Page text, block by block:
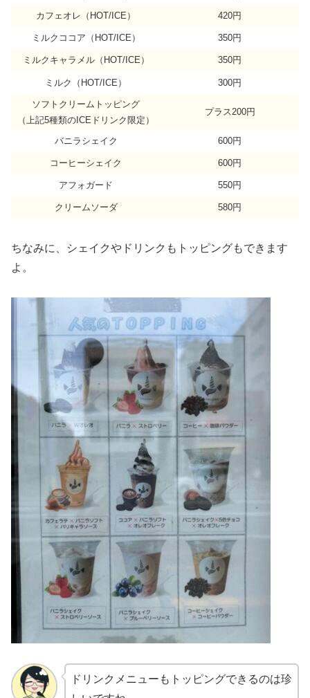
カフェオレ（HOT/ICE） 420円
ミルクココア（HOT/ICE） 350円
ミルクキャラメル（HOT/ICE） 350円
ミルク（HOT/ICE） 300円
ソフトクリームトッピング
（上記5種類のICEドリンク限定）
プラス200円
バニラシェイク 600円
コーヒーシェイク 600円
アフォガード 550円
クリームソーダ 580円
ちなみに、シェイクやドリンクもトッピングもできます
よ。
ドリンクメニューもトッピングできるのは珍